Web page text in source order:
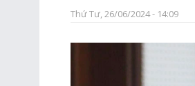
Thứ Tư, 26/06/2024 - 14:09